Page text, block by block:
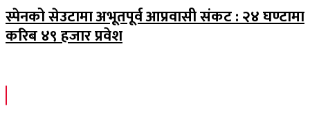
स्पेनको सेउटामा अभूतपूर्व आप्रवासी संकट : २४ घण्टामा
करिब ४९ हजार प्रवेश